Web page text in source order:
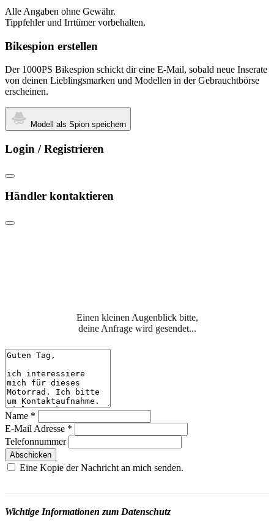
Alle Angaben ohne Gewähr.
Tippfehler und Irrtümer vorbehalten.
Bikespion erstellen
Der 1000PS Bikespion schickt dir eine E-Mail, sobald neue Inserate
von deinen Lieblingsmarken und Modellen in der Gebrauchtbörse
erscheinen.
Modell als Spion speichern
Login / Registrieren
Händler kontaktieren
Einen kleinen Augenblick bitte,
deine Anfrage wird gesendet...
Name *
E-Mail Adresse *
Telefonnummer
Abschicken
Eine Kopie der Nachricht an mich senden.
Wichtige Informationen zum Datenschutz